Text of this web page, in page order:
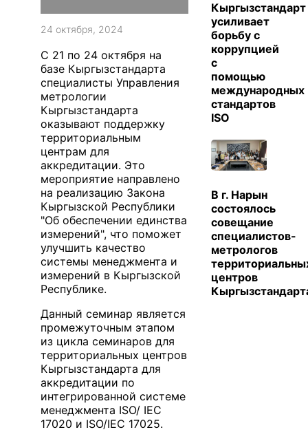
24 октября, 2024
С 21 по 24 октября на
базе Кыргызстандарта
специалисты Управления
метрологии
Кыргызстандарта
оказывают поддержку
территориальным
центрам для
аккредитации. Это
мероприятие направлено
на реализацию Закона
Кыргызской Республики
"Об обеспечении единства
измерений", что поможет
улучшить качество
системы менеджмента и
измерений в Кыргызской
Республике.
Данный семинар является
промежуточным этапом
из цикла семинаров для
территориальных центров
Кыргызстандарта для
аккредитации по
интегрированной системе
менеджмента ISO/ IEC
17020 и ISO/IEC 17025.
Кыргызстандарт
усиливает
борьбу с
коррупцией
с
помощью
международных
стандартов
ISO
В г. Нарын
состоялось
совещание
специалистов-
метрологов
центров